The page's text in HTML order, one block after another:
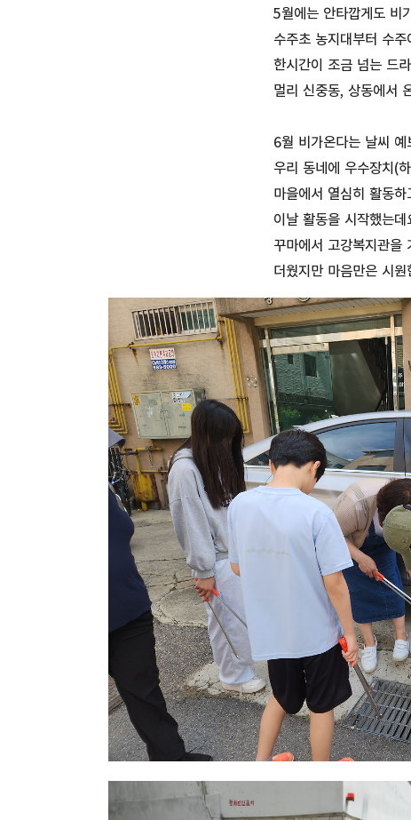
5월에는 안타깝게도 비
수주초 농지대부터 수
한시간이 조금 넘는 드
멀리 신중동, 상동에서
6월 비가온다는 날씨
우리 동네에 우수장치(
마을에서 열심히 활동
이날 활동을 시작했는
꾸마에서 고강복지관을
더웠지만 마음만은 시